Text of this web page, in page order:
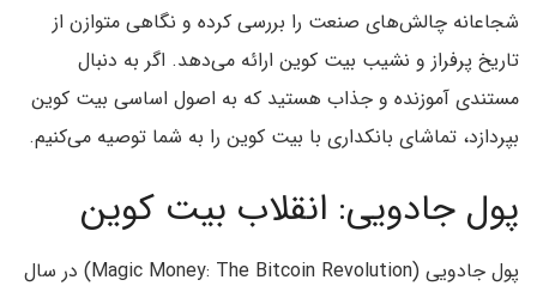
شجاعانه چالش‌های صنعت را بررسی کرده و نگاهی متوازن از
تاریخ پرفراز و نشیب بیت کوین ارائه می‌دهد. اگر به دنبال
مستندی آموزنده و جذاب هستید که به اصول اساسی بیت کوین
بپردازد، تماشای بانکداری با بیت کوین را به شما توصیه می‌کنیم.
پول جادویی: انقلاب بیت کوین
پول جادویی (Magic Money: The Bitcoin Revolution) در سال